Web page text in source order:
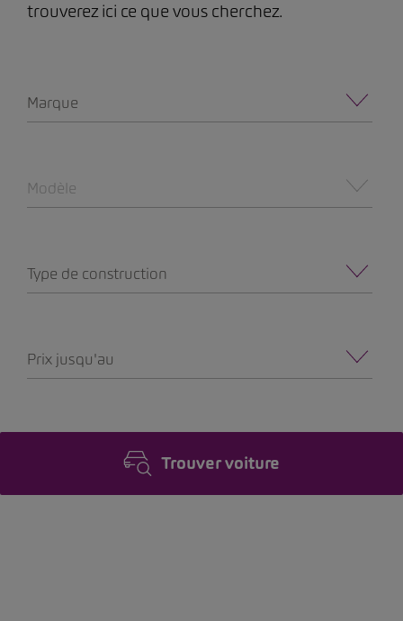
trouverez ici ce que vous cherchez.
Marque
Modèle
Type de construction
Prix jusqu'au
Trouver voiture